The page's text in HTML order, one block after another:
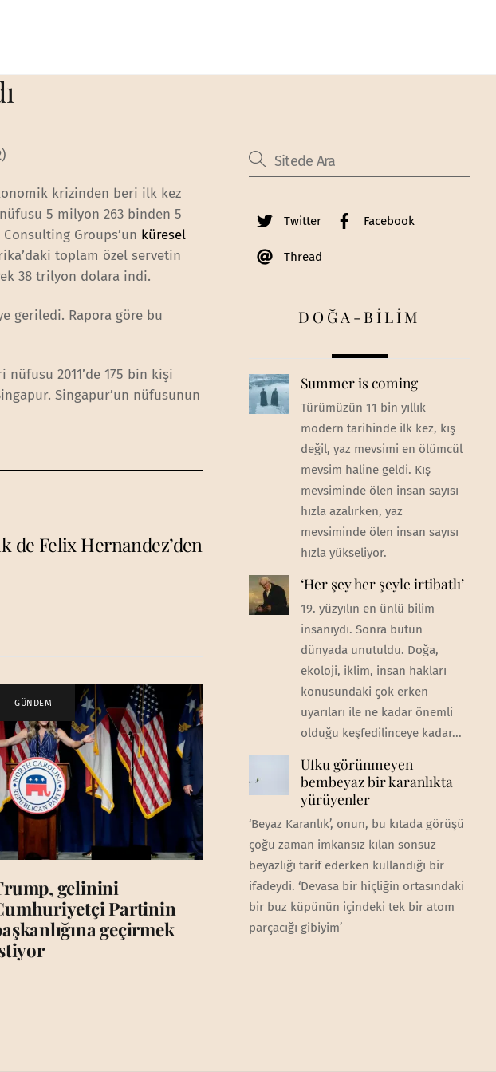
krizinden beri ilk kez
5 milyon 263 binden 5
Groups’un küresel
toplam özel servetin
38 trilyon dolara indi.
geriledi. Rapora göre bu
2011’de 175 bin kişi
Singapur’un nüfusunun
de Felix Hernandez’den
GÜNDEM
gelinini
Partinin
geçirmek
Twitter Facebook
Thread
DOĞA-BİLİM
Summer is coming
Türümüzün 11 bin yıllık
modern tarihinde ilk kez, kış
değil, yaz mevsimi en ölümcül
mevsim haline geldi. Kış
mevsiminde ölen insan sayısı
hızla azalırken, yaz
mevsiminde ölen insan sayısı
hızla yükseliyor.
‘Her şey her şeyle irtibatlı’
19. yüzyılın en ünlü bilim
insanıydı. Sonra bütün
dünyada unutuldu. Doğa,
ekoloji, iklim, insan hakları
konusundaki çok erken
uyarıları ile ne kadar önemli
olduğu keşfedilinceye kadar...
Ufku görünmeyen
bembeyaz bir karanlıkta
yürüyenler
‘Beyaz Karanlık’, onun, bu kıtada görüşü
çoğu zaman imkansız kılan sonsuz
beyazlığı tarif ederken kullandığı bir
ifadeydi. ‘Devasa bir hiçliğin ortasındaki
bir buz küpünün içindeki tek bir atom
parçacığı gibiyim’